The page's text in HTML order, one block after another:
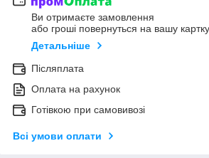
Ви отримаєте замовлення
або гроші повернуться на вашу картку
Детальніше
Післяплата
Оплата на рахунок
Готівкою при самовивозі
Всі умови оплати